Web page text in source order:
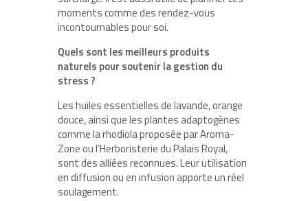
moments comme des rendez-vous
incontournables pour soi.
Quels sont les meilleurs produits
naturels pour soutenir la gestion du
stress ?
Les huiles essentielles de lavande, orange
douce, ainsi que les plantes adaptogènes
comme la rhodiola proposée par Aroma-
Zone ou l’Herboristerie du Palais Royal,
sont des alliées reconnues. Leur utilisation
en diffusion ou en infusion apporte un réel
soulagement.